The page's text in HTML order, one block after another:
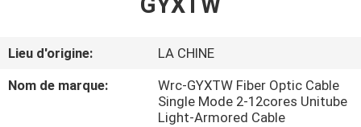
SUJET
DE
Lieu d'origine:
LA CHINE
Nom de marque:
Wrc-GYXTW Fiber Optic Cable
Single Mode 2-12cores Unitube
Light-Armored Cable